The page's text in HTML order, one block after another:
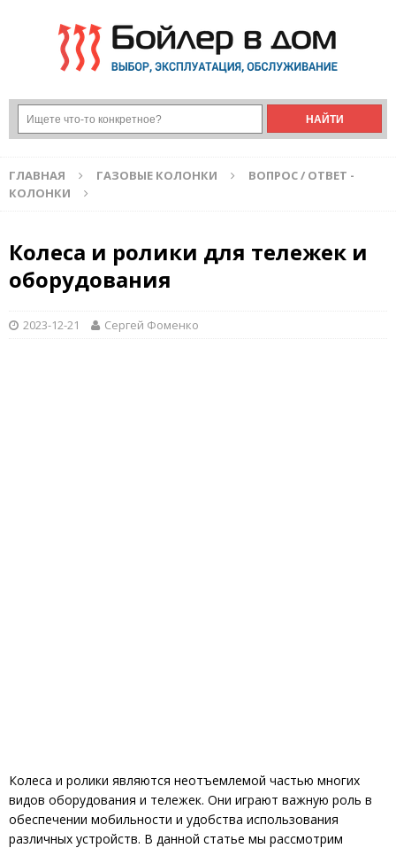
ГЛАВНАЯ ГАЗОВЫЕ КОЛОНКИ
ВОПРОС / ОТВЕТ -
КОЛОНКИ
Колеса и ролики для тележек и
оборудования
2023-12-21 Сергей Фоменко
Колеса и ролики являются неотъемлемой частью многих
видов оборудования и тележек. Они играют важную роль в
обеспечении мобильности и удобства использования
различных устройств. В данной статье мы рассмотрим